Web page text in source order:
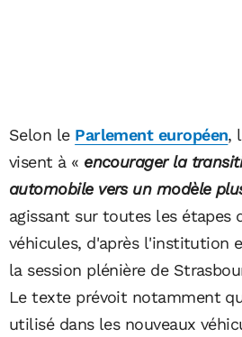
Selon le Parlement européen,
visent à « encourager la
automobile vers un modèle
agissant sur toutes les étapes
véhicules, d'après l'institution
la session plénière de
Le texte prévoit notamment
utilisé dans les nouveaux